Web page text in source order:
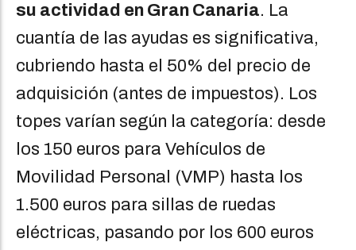
su actividad en Gran Canaria. La
cuantía de las ayudas es significativa,
cubriendo hasta el 50% del precio de
adquisición (antes de impuestos). Los
topes varían según la categoría: desde
los 150 euros para Vehículos de
Movilidad Personal (VMP) hasta los
1.500 euros para sillas de ruedas
eléctricas, pasando por los 600 euros